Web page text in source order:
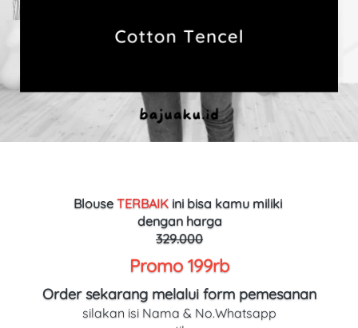
Blouse TERBAIK ini bisa kamu miliki
dengan harga
329.000
Promo 199rb
Order sekarang melalui form pemesanan
silakan isi Nama & No.Whatsapp